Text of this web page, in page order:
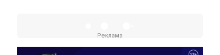
Реклама и маркетинг
Реклама